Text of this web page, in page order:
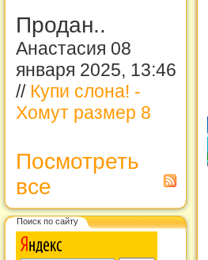
Продан..
Анастасия 08
января 2025, 13:46
// Купи слона! -
Хомут размер 8
Посмотреть
все
Поиск по сайту